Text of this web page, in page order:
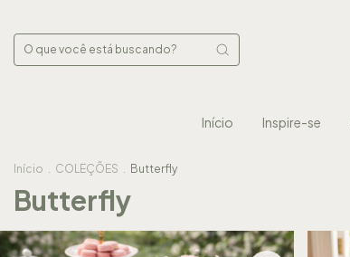
Início Inspire-se
Início . COLEÇÕES . Butterfly
Butterfly